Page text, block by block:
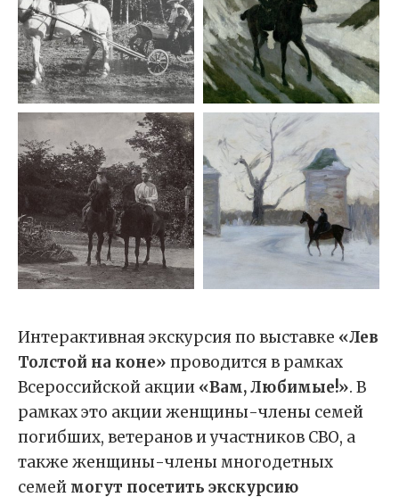
Интерактивная экскурсия по выставке «Лев
Толстой на коне» проводится в рамках
Всероссийской акции «Вам, Любимые!». В
рамках это акции женщины-члены семей
погибших, ветеранов и участников СВО, а
также женщины-члены многодетных
семей могут посетить экскурсию